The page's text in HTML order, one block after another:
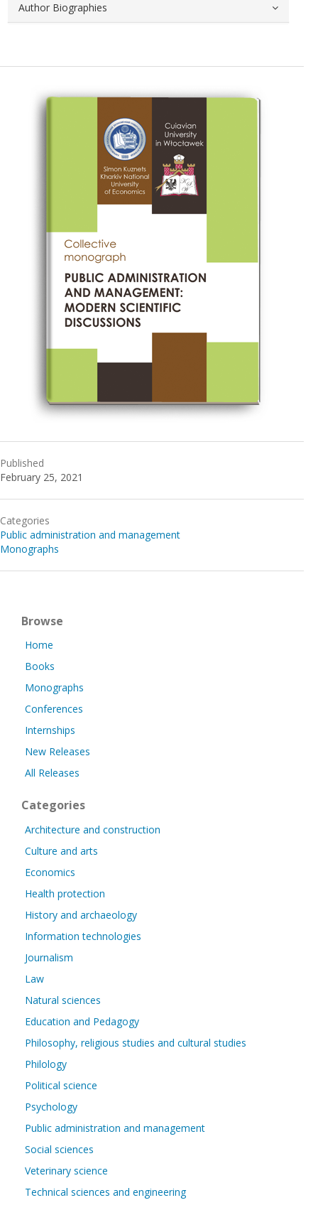
Author Biographies
Published
February 25, 2021
Categories
Public administration and management
Monographs
Browse
Home
Books
Monographs
Conferences
Internships
New Releases
All Releases
Categories
Architecture and construction
Culture and arts
Economics
Health protection
History and archaeology
Information technologies
Journalism
Law
Natural sciences
Education and Pedagogy
Philosophy, religious studies and cultural studies
Philology
Political science
Psychology
Public administration and management
Social sciences
Veterinary science
Technical sciences and engineering